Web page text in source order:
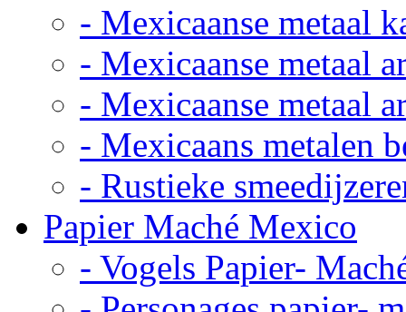
- Mexicaanse metaal
- Mexicaanse metaal
- Mexicaanse metaal
- Mexicaans metalen
- Rustieke
Papier Maché Mexico
- Vogels Papier-